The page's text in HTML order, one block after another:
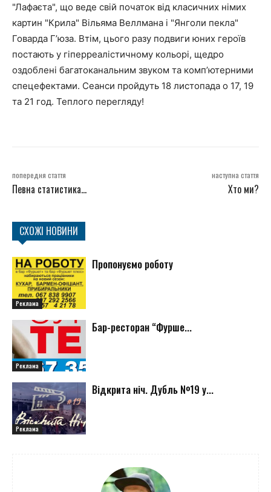
"Лафаєта", що веде свій початок від класичних німих
картин "Крила" Вільяма Веллмана і "Янголи пекла"
Говарда Г’юза. Втім, цього разу подвиги юних героїв
постають у гіперреалістичному кольорі, щедро
оздоблені багатоканальним звуком та комп’ютерними
спецефектами. Сеанси пройдуть 18 листопада о 17, 19
та 21 год. Теплого перегляду!
попередня стаття
Певна статистика…
наступна стаття
Хто ми?
СХОЖІ НОВИНИ
Реклама
Пропонуємо роботу
Реклама
Бар-ресторан “Фурше...
Реклама
Відкрита ніч. Дубль №19 у...